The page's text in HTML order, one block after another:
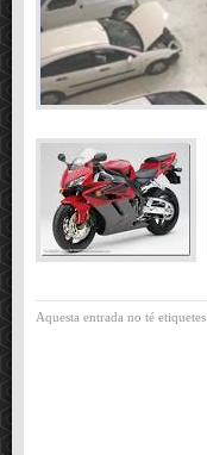
Aquesta entrada no té etiquetes